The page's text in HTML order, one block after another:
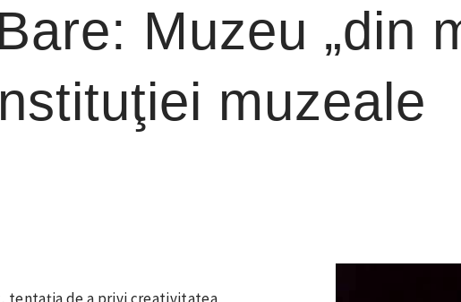
Muzeu „din
muzeale
tentaţia de a privi creativitatea